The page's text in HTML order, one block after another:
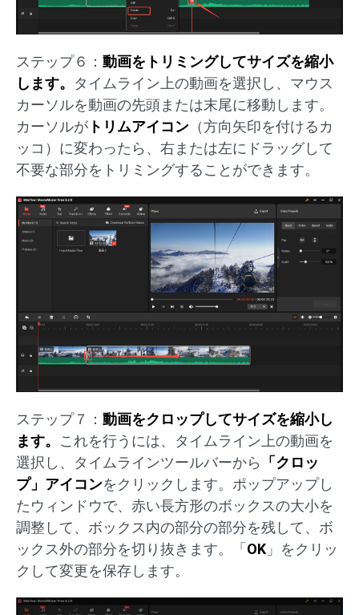
ステップ６： 動画をトリミングしてサイズを縮小
します。 タイムライン上の動画を選択し、マウス
カーソルを動画の先頭または末尾に移動します。
カーソルが トリムアイコン （方向矢印を付けるカ
ッコ）に変わったら、右または左にドラッグして
不要な部分をトリミングすることができます。
ステップ７： 動画をクロップしてサイズを縮小し
ます。 これを行うには、タイムライン上の動画を
選択し、タイムラインツールバーから
「クロッ
プ」アイコンをクリックします。ポップアップし
たウィンドウで、赤い長方形のボックスの大小を
調整して、ボックス内の部分の部分を残して、ボ
ックス外の部分を切り抜きます。「 OK 」をクリッ
クして変更を保存します。